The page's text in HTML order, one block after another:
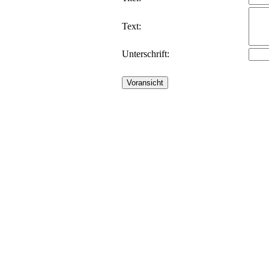
Text:
Unterschrift: